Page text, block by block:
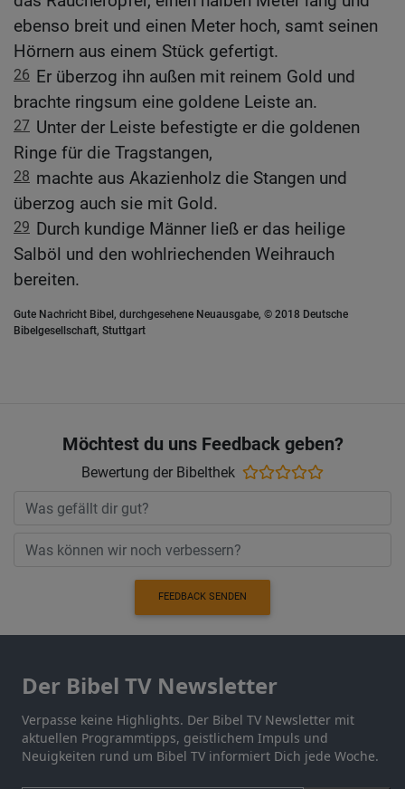
ebenso breit und einen Meter hoch, samt seinen
Hörnern aus einem Stück gefertigt.
26 Er überzog ihn außen mit reinem Gold und
brachte ringsum eine goldene Leiste an.
27 Unter der Leiste befestigte er die goldenen
Ringe für die Tragstangen,
28 machte aus Akazienholz die Stangen und
überzog auch sie mit Gold.
29 Durch kundige Männer ließ er das heilige
Salböl und den wohlriechenden Weihrauch
bereiten.
Gute Nachricht Bibel, durchgesehene Neuausgabe, © 2018 Deutsche
Bibelgesellschaft, Stuttgart
Möchtest du uns Feedback geben?
Bewertung der Bibelthek
FEEDBACK SENDEN
Der Bibel TV Newsletter
Verpasse keine Highlights. Der Bibel TV Newsletter mit
aktuellen Programmtipps, geistlichem Impuls und
Neuigkeiten rund um Bibel TV informiert Dich jede Woche.